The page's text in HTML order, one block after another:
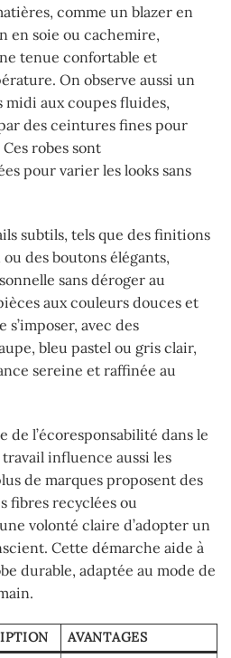
comme un blazer en
en soie ou cachemire,
tenue confortable et
On observe aussi un
aux coupes fluides,
des ceintures fines pour
robes sont
pour varier les looks sans
subtils, tels que des finitions
des boutons élégants,
sans déroger au
aux couleurs douces et
avec des
bleu pastel ou gris clair,
sereine et raffinée au
de l’écoresponsabilité dans le
influence aussi les
de marques proposent des
fibres recyclées ou
volonté claire d’adopter un
Cette démarche aide à
durable, adaptée au mode de
AVANTAGES